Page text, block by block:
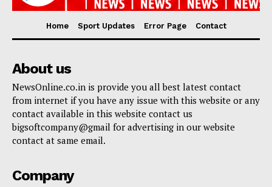
Home Sport Updates Error Page Contact
About us
NewsOnline.co.in is provide you all best latest contact
from internet if you have any issue with this website or any
contact available in this website contact us
bigsoftcompany@gmail for advertising in our website
contact at same email.
Company